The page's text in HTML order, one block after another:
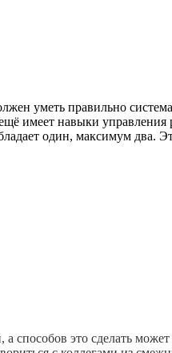
уметь правильно
имеет навыки
один, максимум два.
способов это сделать